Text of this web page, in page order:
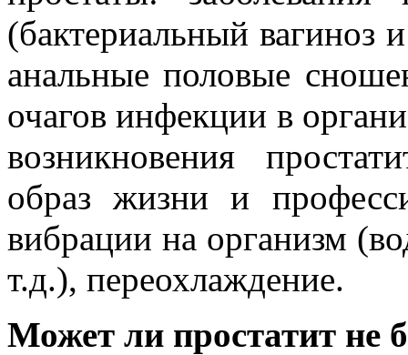
(бактериальный вагиноз
анальные половые
очагов инфекции в
возникновения
образ жизни и
вибрации на организм
т.д.), переохлаждение.
Может ли простатит не